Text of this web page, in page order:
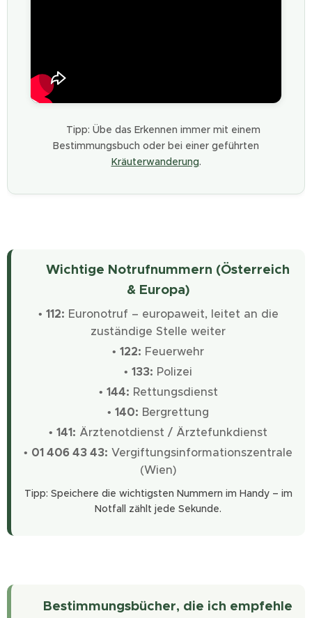
👉 Tipp: Übe das Erkennen immer mit einem
Bestimmungsbuch oder bei einer geführten
Kräuterwanderung.
📞 Wichtige Notrufnummern (Österreich
& Europa)
• 112: Euronotruf – europaweit, leitet an die
zuständige Stelle weiter
• 122: Feuerwehr
• 133: Polizei
• 144: Rettungsdienst
• 140: Bergrettung
• 141: Ärztenotdienst / Ärztefunkdienst
• 01 406 43 43: Vergiftungsinformationszentrale
(Wien)
Tipp: Speichere die wichtigsten Nummern im Handy – im
Notfall zählt jede Sekunde.
📚 Bestimmungsbücher, die ich empfehle